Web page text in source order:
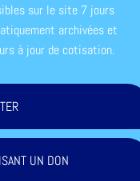
sur le site 7 jours
archivées et
à jour de cotisation.
UN DON